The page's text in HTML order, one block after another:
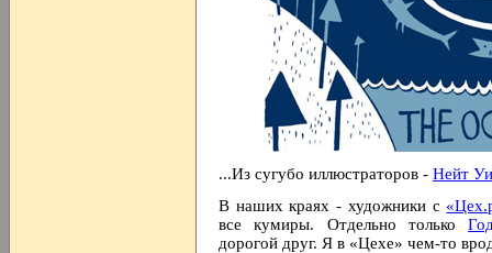
...Из сугубо иллюстраторов - Нейт
В наших краях - художники с
все кумиры. Отдельно только
дорогой друг. Я в «Цехе» чем-то